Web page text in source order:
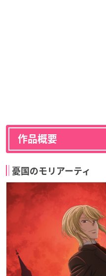
作品概要
憂国のモリアーティ